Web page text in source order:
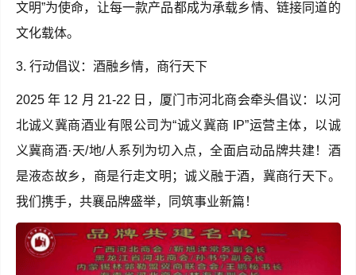
文明”为使命，让每一款产品都成为承载乡情、链接同道的
文化载体。
3. 行动倡议：酒融乡情，商行天下
2025 年 12 月 21-22 日，厦门市河北商会牵头倡议：以河
北诚义冀商酒业有限公司为“诚义冀商 IP”运营主体，以诚
义冀商酒·天/地/人系列为切入点，全面启动品牌共建！酒
是液态故乡，商是行走文明；诚义融于酒，冀商行天下。
我们携手，共襄品牌盛举，同筑事业新篇！